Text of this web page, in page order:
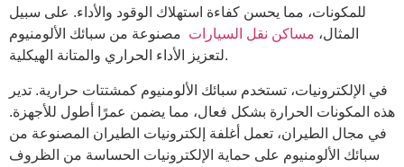
للمكونات، مما يحسن كفاءة استهلاك الوقود والأداء. على سبيل
المثال، مساكن نقل السيارات مصنوعة من سبائك الألومنيوم
لتعزيز الأداء الحراري والمتانة الهيكلية.
في الإلكترونيات، تستخدم سبائك الألومنيوم كمشتتات حرارية. تدير
هذه المكونات الحرارة بشكل فعال، مما يضمن عمرًا أطول للأجهزة.
في مجال الطيران، تعمل أغلفة إلكترونيات الطيران المصنوعة من
سبائك الألومنيوم على حماية الإلكترونيات الحساسة من الظروف